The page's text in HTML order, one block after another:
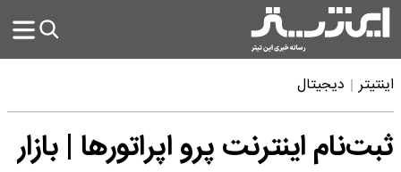
اینتیتر دیجیتال
ثبت‌نام اینترنت پرو اپراتورها | بازار